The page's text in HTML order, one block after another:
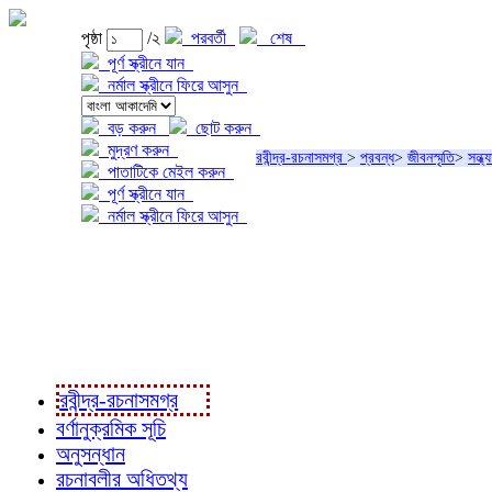
পৃষ্ঠা /২ পরবর্তী
শেষ
পূর্ণ স্ক্রীনে যান
নর্মাল স্ক্রীনে ফিরে আসুন
বড় করুন
ছোট করুন
মুদ্রণ করুন
পাতাটিকে মেইল করুন
পূর্ণ স্ক্রীনে যান
নর্মাল স্ক্রীনে ফিরে আসুন
রবীন্দ্র-রচনাসমগ্র > প্রবন্ধ> জীবনস্মৃতি>
রবীন্দ্র-রচনাসমগ্র
বর্ণানুক্রমিক সূচি
অনুসন্ধান
রচনাবলীর অধিতথ্য